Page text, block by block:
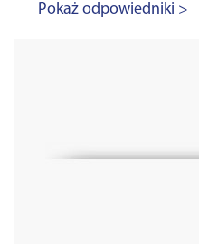
Pokaż odpowiedniki >